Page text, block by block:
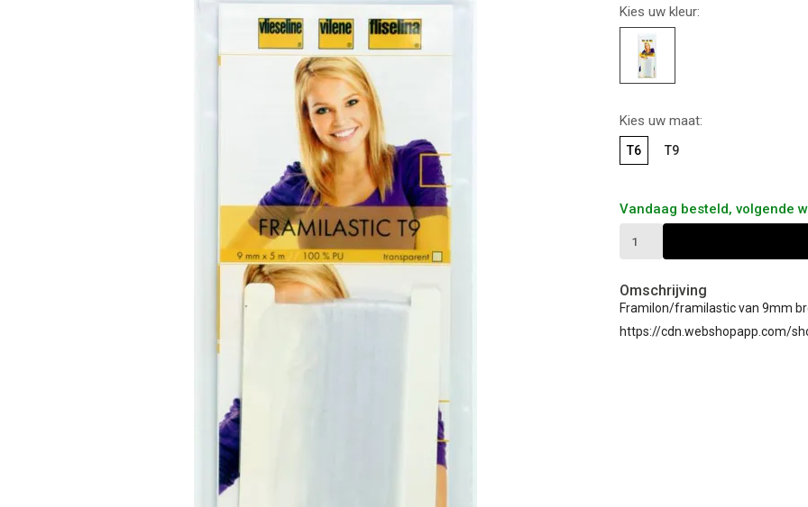
Kies uw kleur:
Kies uw maat:
T6 T9
Vandaag besteld, volgende
Omschrijving
Framilon/framilastic van 9mm
https://cdn.webshopapp.com/